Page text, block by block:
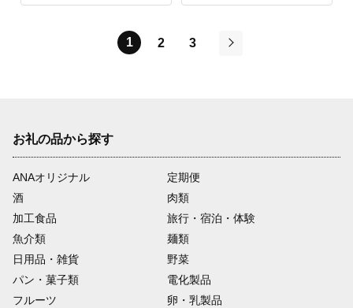
1 2
3
お礼の品から探す
ANAオリジナル
定期便
酒
肉類
加工食品
旅行・宿泊・体験
魚介類
麺類
日用品・雑貨
野菜
パン・菓子類
電化製品
フルーツ
卵・乳製品